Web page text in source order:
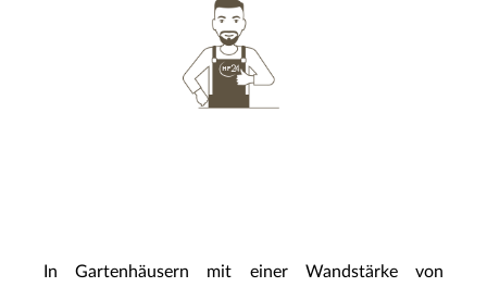
In Gartenhäusern mit einer Wandstärke von